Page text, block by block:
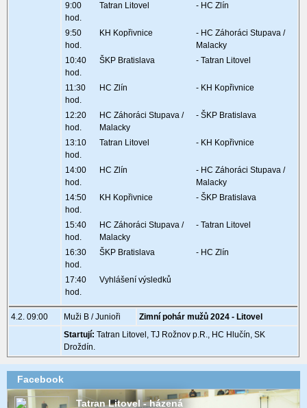
9:00
hod.
Tatran Litovel - HC Zlín
9:50
hod.
KH Kopřivnice
- HC Záhoráci Stupava /
Malacky
10:40
hod.
ŠKP Bratislava - Tatran Litovel
11:30
hod.
HC Zlín - KH Kopřivnice
12:20
hod.
HC Záhoráci Stupava /
Malacky
- ŠKP Bratislava
13:10
hod.
Tatran Litovel - KH Kopřivnice
14:00
hod.
HC Zlín
- HC Záhoráci Stupava /
Malacky
14:50
hod.
KH Kopřivnice - ŠKP Bratislava
15:40
hod.
HC Záhoráci Stupava /
Malacky
- Tatran Litovel
16:30
hod.
ŠKP Bratislava - HC Zlín
17:40
hod.
Vyhlášení výsledků
4.2. 09:00 Muži B / Junioři
Zimní pohár mužů 2024 - Litovel
Startují: Tatran Litovel, TJ Rožnov p.R., HC Hlučín, SK
Droždín.
Facebook
Tatran Litovel - házená